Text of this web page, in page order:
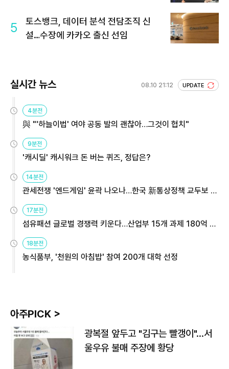
5
토스뱅크, 데이터 분석 전담조직 신
설…수장에 카카오 출신 선임
실시간 뉴스 08.10 21:12 UPDATE
4분전
與 "'하늘이법' 여야 공동 발의 괜찮아…그것이 협치"
9분전
'캐시딜' 캐시워크 돈 버는 퀴즈, 정답은?
14분전
관세전쟁 '엔드게임' 윤곽 나오나…한국 新통상정책 교두보 활
17분전
섬유패션 글로벌 경쟁력 키운다…산업부 15개 과제 180억 지
18분전
농식품부, '천원의 아침밥' 참여 200개 대학 선정
아주PICK >
광복절 앞두고 "김구는 빨갱이"…서
울우유 불매 주장에 황당